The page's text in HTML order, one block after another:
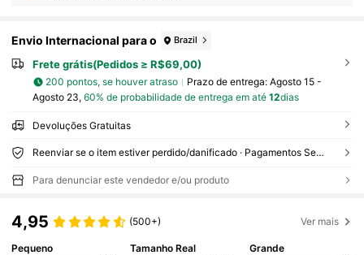
Envio Internacional para o Brazil
Frete grátis(Pedidos ≥ R$69,00)
200 pontos, se houver atraso Prazo de entrega: Agosto 15 -
Agosto 23, 60% de probabilidade de entrega em até 12dias
Devoluções Gratuitas
Reenviar se o item estiver perdido/danificado · Pagamentos Seguros · Proteção de privacidade
Para denunciar este vendedor e/ou produto
4,95 (500+) Ver mais
Pequeno
Tamanho Real
Grande